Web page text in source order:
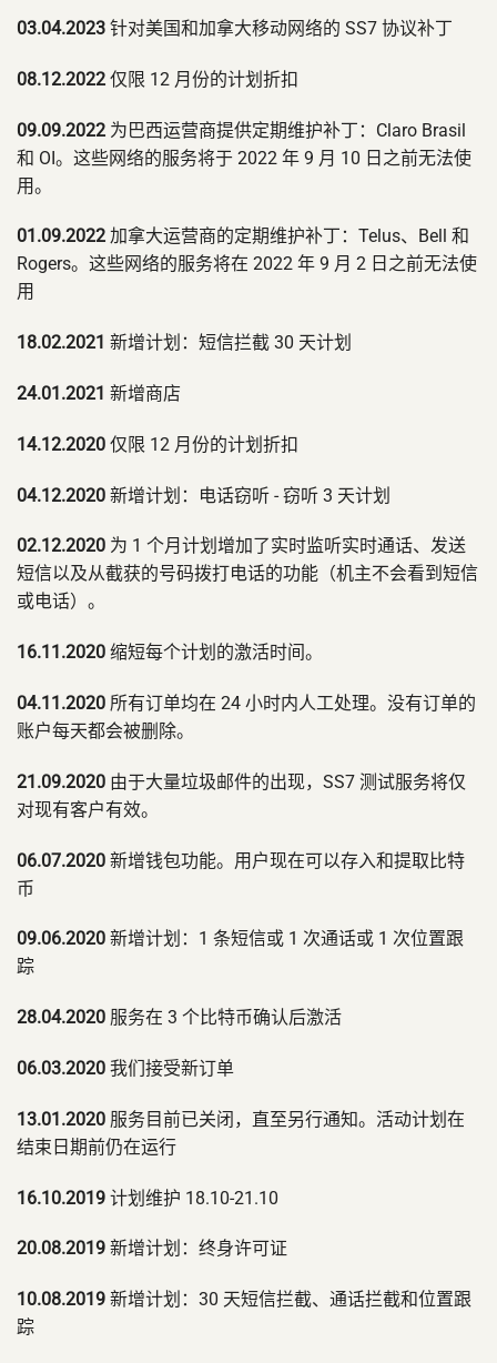
03.04.2023 针对美国和加拿大移动网络的 SS7 协议补丁
08.12.2022 仅限 12 月份的计划折扣
09.09.2022 为巴西运营商提供定期维护补丁：Claro Brasil
和 OI。这些网络的服务将于 2022 年 9 月 10 日之前无法使
用。
01.09.2022 加拿大运营商的定期维护补丁：Telus、Bell 和
Rogers。这些网络的服务将在 2022 年 9 月 2 日之前无法使
用
18.02.2021 新增计划：短信拦截 30 天计划
24.01.2021 新增商店
14.12.2020 仅限 12 月份的计划折扣
04.12.2020 新增计划：电话窃听 - 窃听 3 天计划
02.12.2020 为 1 个月计划增加了实时监听实时通话、发送
短信以及从截获的号码拨打电话的功能（机主不会看到短信
或电话）。
16.11.2020 缩短每个计划的激活时间。
04.11.2020 所有订单均在 24 小时内人工处理。没有订单的
账户每天都会被删除。
21.09.2020 由于大量垃圾邮件的出现，SS7 测试服务将仅
对现有客户有效。
06.07.2020 新增钱包功能。用户现在可以存入和提取比特
币
09.06.2020 新增计划：1 条短信或 1 次通话或 1 次位置跟
踪
28.04.2020 服务在 3 个比特币确认后激活
06.03.2020 我们接受新订单
13.01.2020 服务目前已关闭，直至另行通知。活动计划在
结束日期前仍在运行
16.10.2019 计划维护 18.10-21.10
20.08.2019 新增计划：终身许可证
10.08.2019 新增计划：30 天短信拦截、通话拦截和位置跟
踪